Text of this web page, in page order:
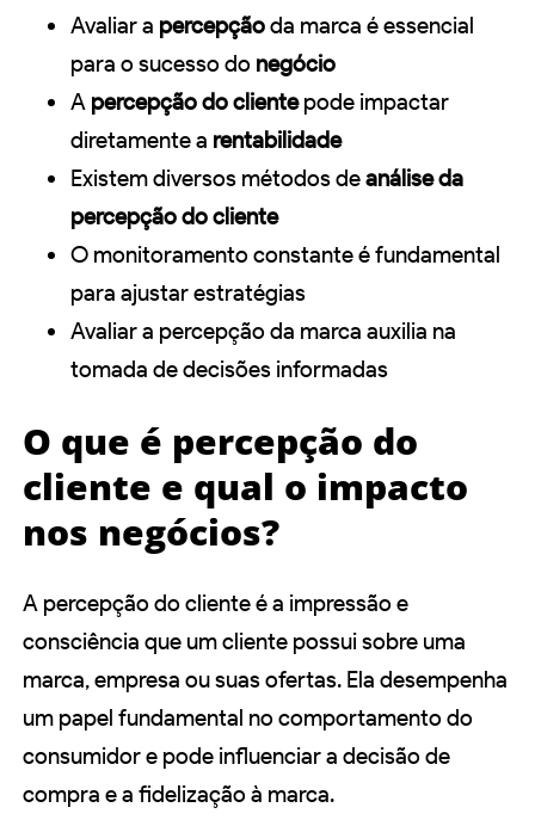
Avaliar a percepçãoda marca é essencial
para o sucesso do negócio
A percepção do clientepode impactar
diretamente a rentabilidade
Existem diversos métodos deanálise da
percepção do cliente
O monitoramento constante é fundamental
para ajustar estratégias
Avaliar a percepção da marca auxilia na
tomada de decisões informadas
O que é percepção do
cliente e qual o impacto
nos negócios?
A percepção do cliente é a impressão e
consciência que um cliente possui sobre uma
marca, empresa ou suas ofertas. Ela desempenha
um papel fundamental no comportamento do
consumidor e pode influenciar a decisão de
compra e a fidelização à marca.